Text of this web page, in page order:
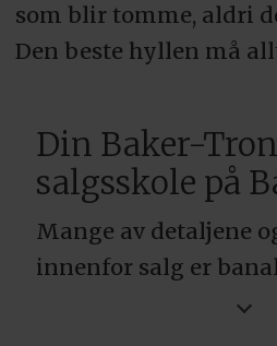
som blir tomme, aldri
Den beste hyllen må
Din Baker-
salgsskole på
Mange av detaljene
innenfor salg er
det er ting som vi ser